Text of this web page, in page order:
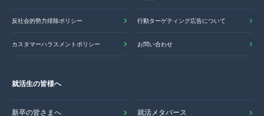
反社会的勢力排除ポリシー 行動ターゲティング広告について
カスタマーハラスメントポリシー お問い合わせ
就活生の皆様へ
新卒の皆さまへ 就活メタバース